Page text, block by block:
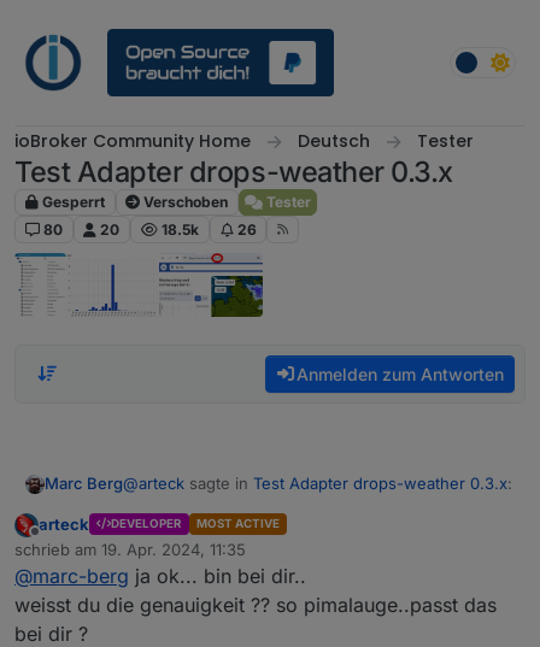
ioBroker Community Home Deutsch Tester
Test Adapter drops-weather 0.3.x
Gesperrt Verschoben
Tester
80
20 18.5k 26
Anmelden zum Antworten
Marc Berg@arteck sagte in Test Adapter drops-weather 0.3.x:
im data_1h.chartRain.. die Daten fangen bei mir
um 14 uhr an.. 0:00 währe wünschenswert
Der Adapter schaut immer in Zukunft, fängt also mit
aktuellen Daten an.
Offline
arteck DEVELOPER MOST ACTIVE
schrieb am 19. Apr. 2024, 11:35
zuletzt editiert von
@marc-berg ja ok... bin bei dir..
weisst du die genauigkeit ?? so pimalauge..passt das
bei dir ?